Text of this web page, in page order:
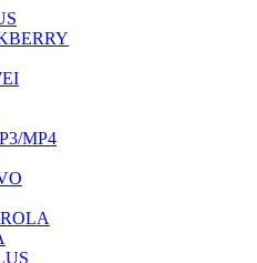
MP4